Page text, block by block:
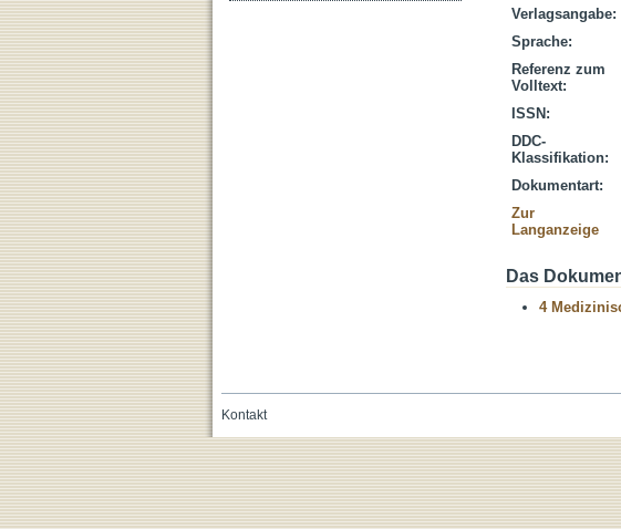
Verlagsangabe:
Sprache:
Referenz zum
Volltext:
ISSN:
DDC-
Klassifikation:
Dokumentart:
Zur
Langanzeige
Das
4
Kontakt